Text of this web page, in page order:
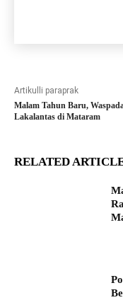
Artikulli paraprak
Malam Tahun Baru,
Lakalantas di Mataram
RELATED